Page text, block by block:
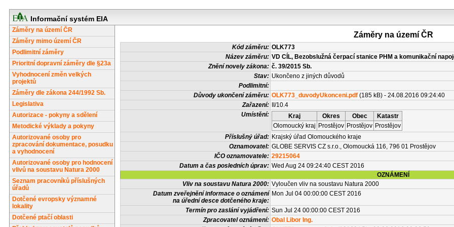
Informační systém EIA
Záměry na území ČR
Záměry mimo území ČR
Podlimitní záměry
Prioritní dopravní záměry dle §23a
Vyhodnocení změn velkých
projektů
Záměry dle zákona 244/1992 Sb.
Legislativa
Autorizace - pokyny a sdělení
Metodické výklady a pokyny
Autorizované osoby pro
zpracování dokumentace, posudku
a vyhodnocení
Autorizované osoby pro hodnocení
vlivů na soustavu Natura 2000
Seznam pracovníků příslušných
úřadů
Dotčené evropsky významné
lokality
Dotčené ptačí oblasti
Záměry na území ČR
Kód záměru: OLK773
Název záměru: VD CÍL, Bezobslužná čerpací stanice PHM a komunikační
Znění novely zákona: č. 39/2015 Sb.
Stav: Ukončeno z jiných důvodů
Podlimitní:
Důvody ukončení záměru: OLK773_duvodyUkonceni.pdf (185 kB) - 24.08.2016 09:24:40
Zařazení:
II/10.4
Umístění:
Kraj Okres Obec
Katastr
Olomoucký kraj Prostějov Prostějov Prostějov
Příslušný úřad: Krajský úřad Olomouckého kraje
Oznamovatel: GLOBE SERVIS CZ s.r.o., Olomoucká 116, 796 01 Prostějov
IČO oznamovatele: 29215064
Datum a čas posledních úprav: Wed Aug 24 09:24:40 CEST 2016
OZNÁMENÍ
Vliv na soustavu Natura 2000: Vyloučen vliv na soustavu Natura 2000
Datum zveřejnění informace o oznámení
na úřední desce dotčeného kraje:
Mon Jul 04 00:00:00 CEST 2016
Termín pro zaslání vyjádření: Sun Jul 24 00:00:00 CEST 2016
Zpracovatel oznámení: Obal Libor Ing.